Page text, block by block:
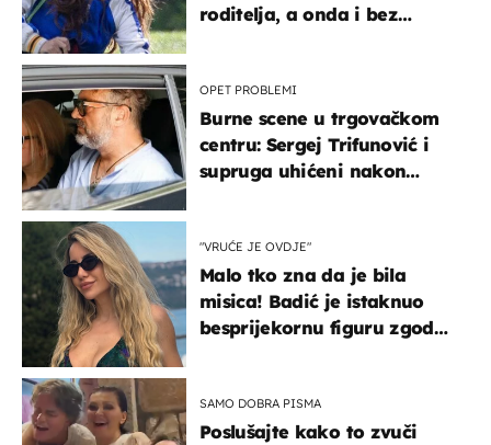
roditelja, a onda i bez
OPET PROBLEMI
Burne scene u trgovačkom
centru: Sergej Trifunović i
supruga uhićeni nakon
"VRUĆE JE OVDJE"
Malo tko zna da je bila
misica! Badić je istaknuo
besprijekornu figuru zgodne
SAMO DOBRA PISMA
Poslušajte kako to zvuči